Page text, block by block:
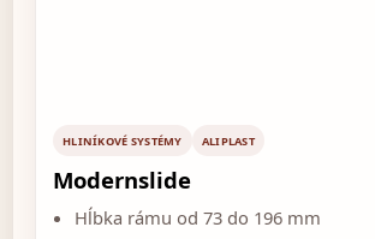
HLINÍKOVÉ SYSTÉMY ALIPLAST
Modernslide
Hĺbka rámu od 73 do 196 mm